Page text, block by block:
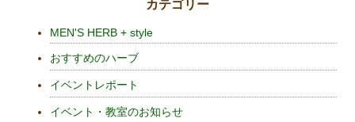
カテゴリー
MEN'S HERB + style
おすすめのハーブ
イベントレポート
イベント・教室のお知らせ